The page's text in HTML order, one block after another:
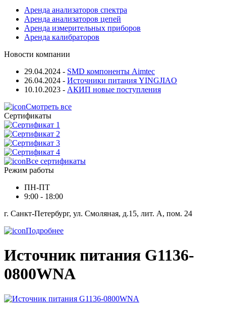
Аренда анализаторов спектра
Аренда анализаторов цепей
Аренда измерительных приборов
Аренда калибраторов
Новости компании
29.04.2024 - SMD компоненты Aimtec
26.04.2024 - Источники питания YINGJIAO
10.10.2023 - АКИП новые поступления
Смотреть все
Сертификаты
Все сертификаты
Режим работы
ПН-ПТ
9:00 - 18:00
г. Санкт-Петербург, ул. Смоляная, д.15, лит. А, пом. 24
Подробнее
Источник питания G1136-
0800WNA